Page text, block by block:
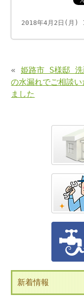
2018年4月2日(月)
«姫路市 S様邸 洗
の水漏れでご相談い
ました
新着情報